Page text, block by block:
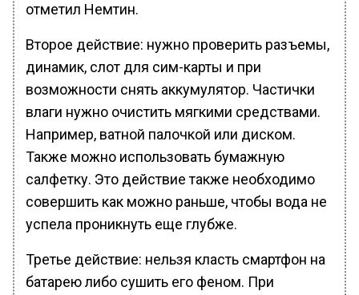
отметил Немтин.
Второе действие: нужно проверить разъемы,
динамик, слот для сим-карты и при
возможности снять аккумулятор. Частички
влаги нужно очистить мягкими средствами.
Например, ватной палочкой или диском.
Также можно использовать бумажную
салфетку. Это действие также необходимо
совершить как можно раньше, чтобы вода не
успела проникнуть еще глубже.
Третье действие: нельзя класть смартфон на
батарею либо сушить его феном. При